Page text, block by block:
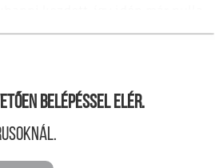
belépéssel elér.